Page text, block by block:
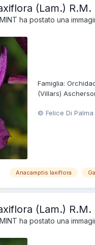
(Lam.)
ha postato una
Famiglia:
(Villars)
© Felice Di
Anacamptis laxiflora
(Lam.)
ha postato una